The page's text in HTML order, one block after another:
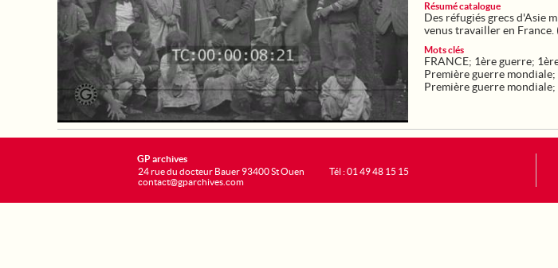
Résumé catalogue
Des réfugiés grecs d'Asie
venus travailler en France.
Mots clés
FRANCE; 1ère guerre;
Première guerre mondiale;
Première guerre mondiale;
GP archives
24 rue du docteur Bauer 93400 St Ouen
contact@gparchives.com
Tél : 01 49 48 15 15